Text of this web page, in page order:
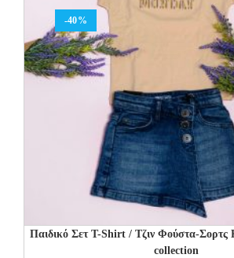
-40%
Παιδικό Σετ T-Shirt / Τζιν Φούστα-Σορτς
collection